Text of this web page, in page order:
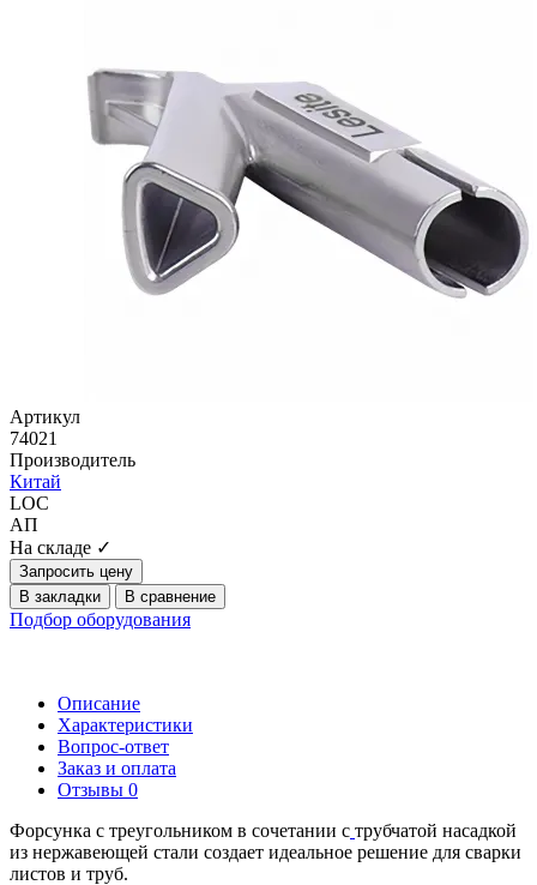
Артикул
74021
Производитель
Китай
LOC
АП
На складе ✓
Запросить цену
В закладки
В сравнение
Подбор оборудования
Описание
Характеристики
Вопрос-ответ
Заказ и оплата
Отзывы 0
Форсунка с треугольником в сочетании с трубчатой насадкой
из нержавеющей стали создает идеальное решение для сварки
листов и труб.